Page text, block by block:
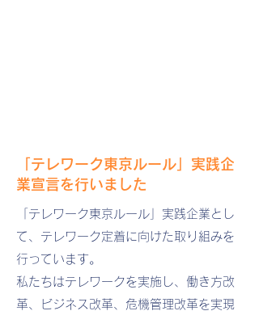
「テレワーク東京ルール」実践企
業宣言を行いました
「テレワーク東京ルール」実践企業とし
て、テレワーク定着に向けた取り組みを
行っています。
私たちはテレワークを実施し、働き方改
革、ビジネス改革、危機管理改革を実現